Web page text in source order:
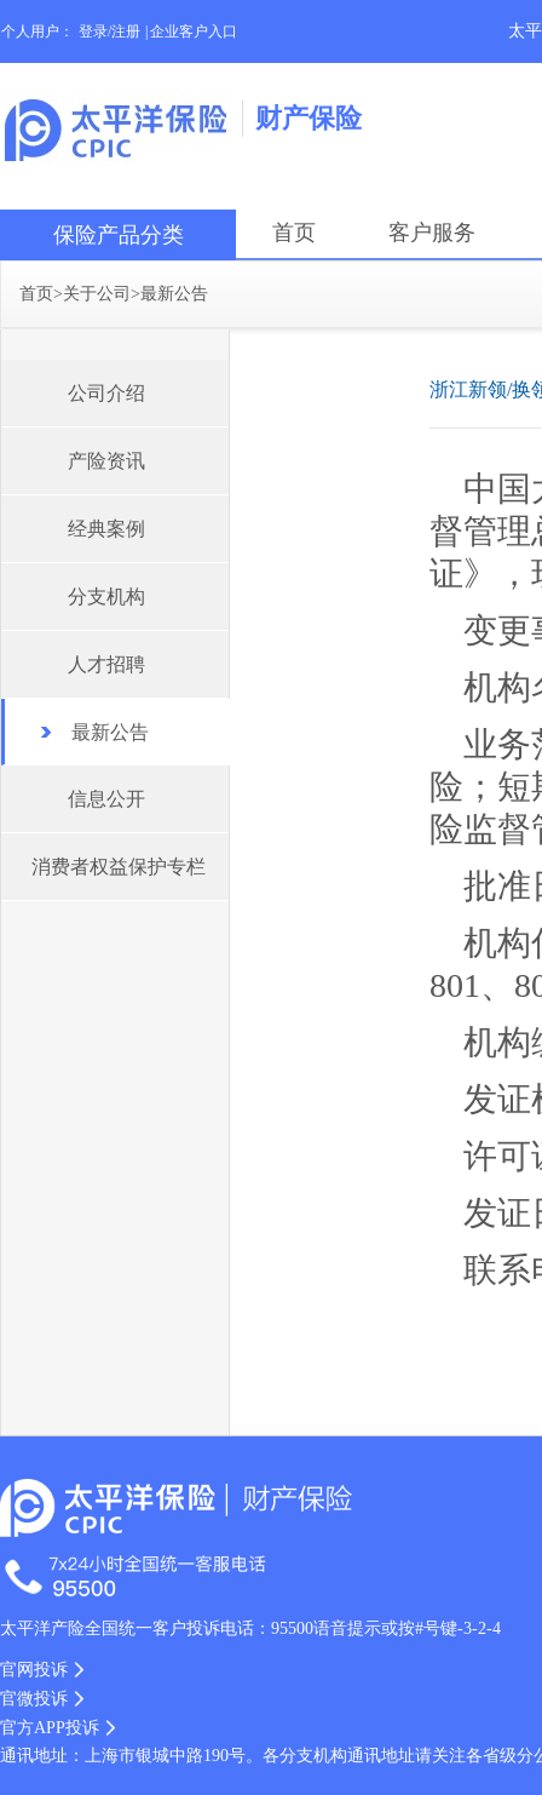
个人用户： 登录/注册 企业客户入口 太
财产保险
保险产品分类 首页 客户服务
首页>关于公司 >最新公告
公司介绍
产险资讯
经典案例
分支机构
人才招聘
最新公告
信息公开
消费者权益保护专栏
浙江新领/换
中国
督管理
证》，
变更
机构
业务
险；
险监
批准
机构
801、
机构
发证
许可
发证
联系
太平洋产险全国统一客户投诉电话：95500语音提示或按#号键-3-2-4
官网投诉
官微投诉
官方APP投诉
通讯地址：上海市银城中路190号。各分支机构通讯地址请关注各省级